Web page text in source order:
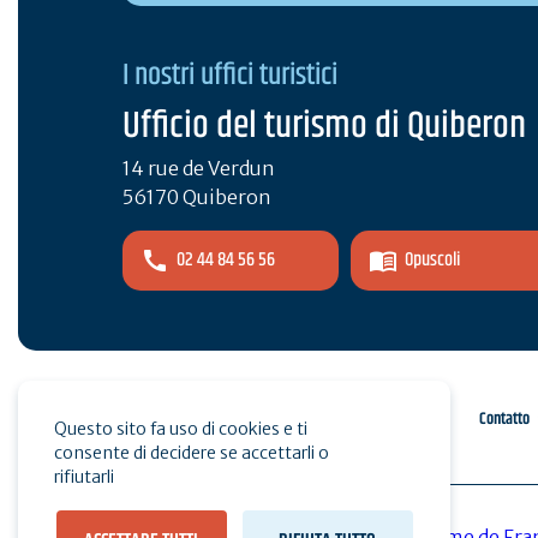
I nostri uffici turistici
Ufficio del turismo di Quiberon
14 rue de Verdun
56170 Quiberon
02 44 84 56 56 Opuscoli
Spazio pro Stampa Contatto
Questo sito fa uso di cookies e ti
consente di decidere se accettarli o
rifiutarli